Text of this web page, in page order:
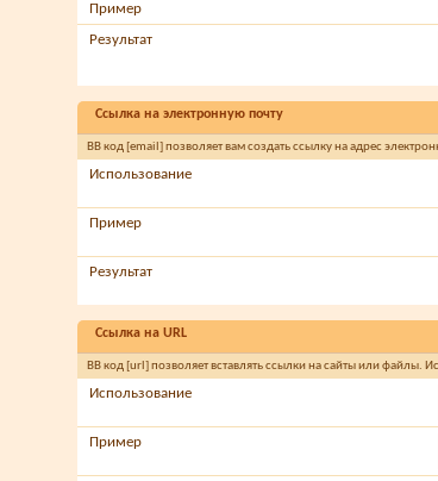
Пример
Результат
Ссылка на электронную почту
BB код [email] позволяет вам создать ссылку на адрес
Использование
Пример
Результат
Ссылка на URL
BB код [url] позволяет вставлять ссылки на сайты или файлы.
Использование
Пример